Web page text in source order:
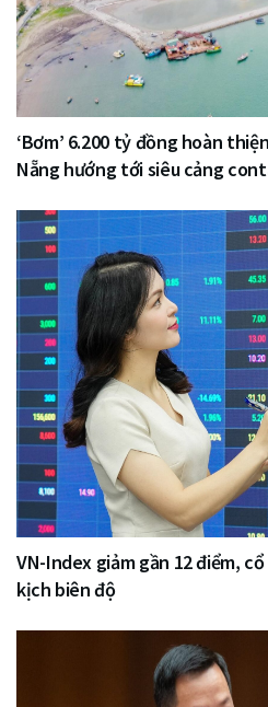
‘Bơm’ 6.200 tỷ đồng hoàn
Nẵng hướng tới siêu cảng
VN-Index giảm gần 12 điểm,
kịch biên độ